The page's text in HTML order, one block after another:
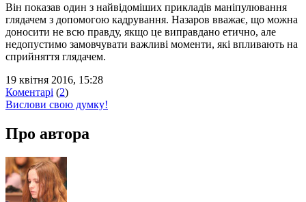
Він показав один з найвідоміших прикладів маніпулювання
глядачем з допомогою кадрування. Назаров вважає, що можна
доносити не всю правду, якщо це виправдано етично, але
недопустимо замовчувати важливі моменти, які впливають на
сприйняття глядачем.
19 квітня 2016, 15:28
Коментарі (2)
Вислови свою думку!
Про автора